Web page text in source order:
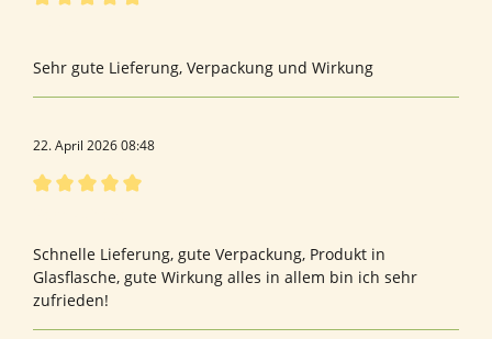
Sehr gute Lieferung, Verpackung und Wirkung
22. April 2026 08:48
Schnelle Lieferung, gute Verpackung, Produkt in
Glasflasche, gute Wirkung alles in allem bin ich sehr
zufrieden!